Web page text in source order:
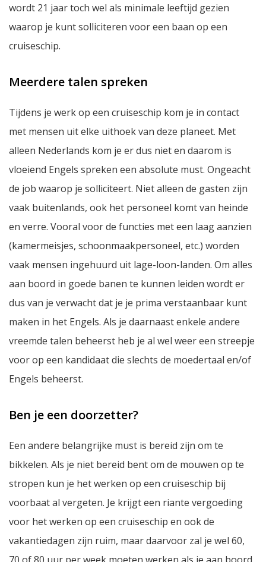
wordt 21 jaar toch wel als minimale leeftijd gezien
waarop je kunt solliciteren voor een baan op een
cruiseschip.
Meerdere talen spreken
Tijdens je werk op een cruiseschip kom je in contact
met mensen uit elke uithoek van deze planeet. Met
alleen Nederlands kom je er dus niet en daarom is
vloeiend Engels spreken een absolute must. Ongeacht
de job waarop je solliciteert. Niet alleen de gasten zijn
vaak buitenlands, ook het personeel komt van heinde
en verre. Vooral voor de functies met een laag aanzien
(kamermeisjes, schoonmaakpersoneel, etc.) worden
vaak mensen ingehuurd uit lage-loon-landen. Om alles
aan boord in goede banen te kunnen leiden wordt er
dus van je verwacht dat je je prima verstaanbaar kunt
maken in het Engels. Als je daarnaast enkele andere
vreemde talen beheerst heb je al wel weer een streepje
voor op een kandidaat die slechts de moedertaal en/of
Engels beheerst.
Ben je een doorzetter?
Een andere belangrijke must is bereid zijn om te
bikkelen. Als je niet bereid bent om de mouwen op te
stropen kun je het werken op een cruiseschip bij
voorbaat al vergeten. Je krijgt een riante vergoeding
voor het werken op een cruiseschip en ook de
vakantiedagen zijn ruim, maar daarvoor zal je wel 60,